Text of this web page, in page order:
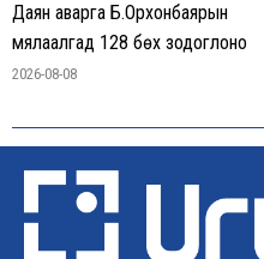
Даян аварга Б.Орхонбаярын
мялаалгад 128 бөх зодоглоно
2026-08-08